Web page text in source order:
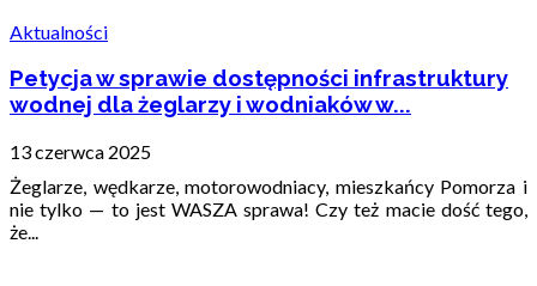
Aktualności
Petycja w sprawie dostępności infrastruktury
wodnej dla żeglarzy i wodniaków w...
13 czerwca 2025
Żeglarze, wędkarze, motorowodniacy, mieszkańcy Pomorza i
nie tylko — to jest WASZA sprawa! Czy też macie dość tego,
że...